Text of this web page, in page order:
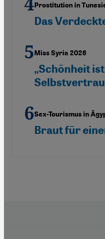
Prostitution in
Das
Miss Syria 2026
„Schönheit
Sex-Tourismus in
Braut für